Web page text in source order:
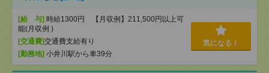
[給 与] 時給1300円 【月収例】211,500円以上可
能(月収例 )
[交通費]交通費支給有り
[勤務地] 小井川駅から車39分
気になる！